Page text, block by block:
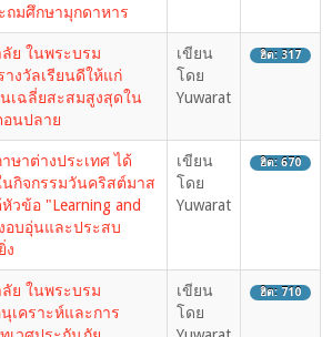
ถมศึกษามุกดาหาร
ย ในพระบรม
งวัลเรียนดีให้แก่
เฉลี่ยสะสมสูงสุดใน
นปลาย
เขียน
โดย
Yuwarat
ฮิต: 317
ษาต่างประเทศ ได้
กิจกรรมวันคริสต์มาส
วข้อ "Learning and
อบอุ่นและประสบ
ง
เขียน
โดย
Yuwarat
ฮิต: 670
ย ในพระบรม
เคราะห์และการ
เขียน
โดย
ฮิต: 710